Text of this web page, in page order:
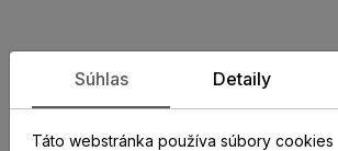
Zistite viac o vlastnostiach
produktu
Súhlas Detaily
Táto webstránka používa súbory cookies